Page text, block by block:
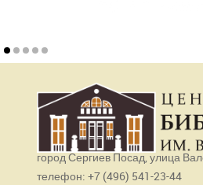
город Сергиев Посад, улица
телефон: +7 (496) 541-23-44